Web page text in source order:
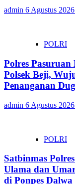
admin 6 Agustus 2026
POLRI
Polres
Polsek Beji,
Penanganan
admin 6 Agustus 2026
POLRI
Satbinmas
Ulama dan
di Ponpes Dalwa